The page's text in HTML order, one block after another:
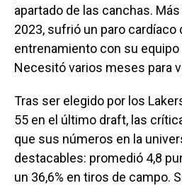
apartado de las canchas.
2023, sufrió un paro cardíaco
entrenamiento con su
Necesitó varios meses para
Tras ser elegido por los
55 en el último draft, las
que sus números en la
destacables: promedió 4,8
un 36,6% en tiros de campo.